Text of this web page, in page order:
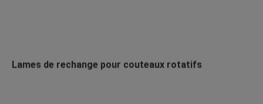
Lames de rechange pour couteaux rotatifs